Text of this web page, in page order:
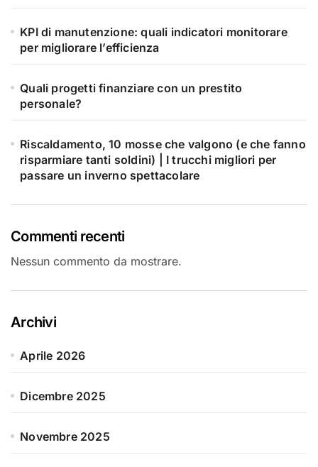
KPI di manutenzione: quali indicatori monitorare
per migliorare l’efficienza
Quali progetti finanziare con un prestito
personale?
Riscaldamento, 10 mosse che valgono (e che fanno
risparmiare tanti soldini) | I trucchi migliori per
passare un inverno spettacolare
Commenti recenti
Nessun commento da mostrare.
Archivi
Aprile 2026
Dicembre 2025
Novembre 2025